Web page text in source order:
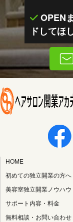
OPEN
ドしてほ
HOME
初めての独立開業の方へ
美容室独立開業ノウハ
サポート内容・料金
無料相談・お問い合わせ